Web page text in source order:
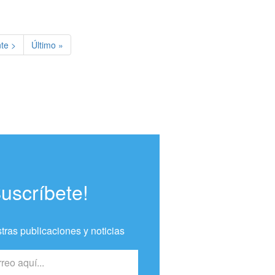
página
> Última página
Último »
publicaciones y noticias